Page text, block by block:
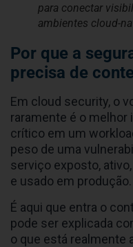
para conectar
ambientes cloud-
Por que a
precisa de
Em cloud security, o
raramente é o melhor
crítico em um
peso de uma
serviço exposto,
e usado em produção.
É aqui que entra o
pode ser explicada
o que está realmente